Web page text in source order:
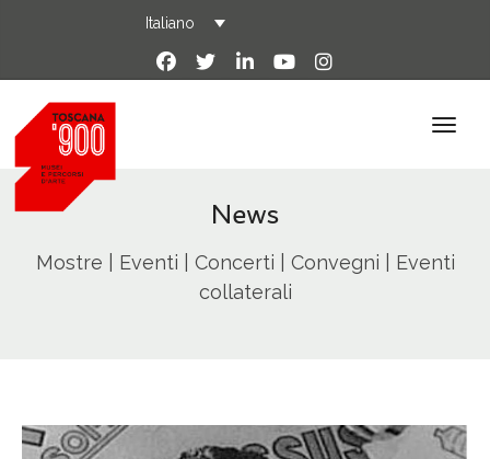
Italiano
News
Mostre | Eventi | Concerti | Convegni | Eventi
collaterali